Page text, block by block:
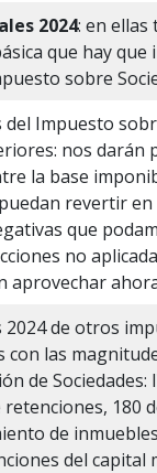
2024: en ellas
que hay que
sobre
del Impuesto
nos darán
la base
revertir en
que
no
aprovechar
2024 de otros
con las
de Sociedades:
retenciones, 180
de
del capital